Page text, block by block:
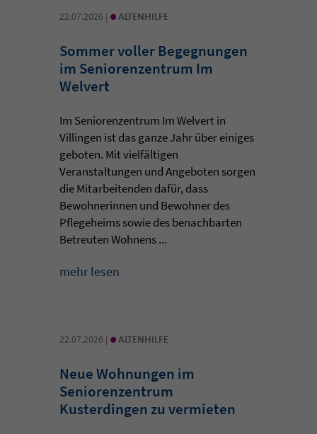
22.07.2026 | • ALTENHILFE
Sommer voller Begegnungen
im Seniorenzentrum Im
Welvert
Im Seniorenzentrum Im Welvert in
Villingen ist das ganze Jahr über einiges
geboten. Mit vielfältigen
Veranstaltungen und Angeboten sorgen
die Mitarbeitenden dafür, dass
Bewohnerinnen und Bewohner des
Pflegeheims sowie des benachbarten
Betreuten Wohnens ...
mehr lesen
22.07.2026 | • ALTENHILFE
Neue Wohnungen im
Seniorenzentrum
Kusterdingen zu vermieten